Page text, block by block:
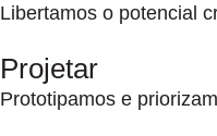
Libertamos o potencial
Projetar
Prototipamos e